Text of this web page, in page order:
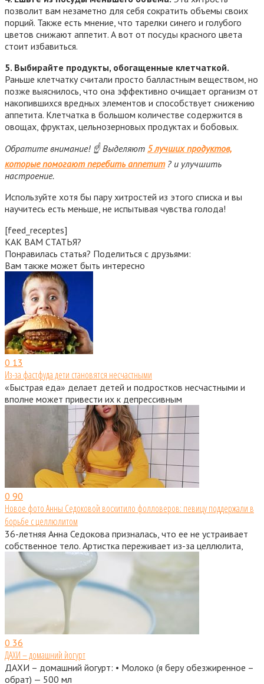
позволит вам незаметно для себя сократить объемы своих
порций. Также есть мнение, что тарелки синего и голубого
цветов снижают аппетит. А вот от посуды красного цвета
стоит избавиться.
5. Выбирайте продукты, обогащенные клетчаткой.
Раньше клетчатку считали просто балластным веществом, но
позже выяснилось, что она эффективно очищает организм от
накопившихся вредных элементов и способствует снижению
аппетита. Клетчатка в большом количестве содержится в
овощах, фруктах, цельнозерновых продуктах и бобовых.
Обратите внимание! ☝ Выделяют 5 лучших продуктов,
которые помогают перебить аппетит? и улучшить
настроение.
Используйте хотя бы пару хитростей из этого списка и вы
научитесь есть меньше, не испытывая чувства голода!
[feed_receptes]
КАК ВАМ СТАТЬЯ?
Понравилась статья? Поделиться с друзьями:
Вам также может быть интересно
0 13
Из-за фастфуда дети становятся несчастными
«Быстрая еда» делает детей и подростков несчастными и
вполне может привести их к депрессивным
0 90
Новое фото Анны Седоковой восхитило фолловеров: певицу поддержали в
борьбе с целлюлитом
36-летняя Анна Седокова призналась, что ее не устраивает
собственное тело. Артистка переживает из-за целлюлита,
0 36
ДАХИ – домашний йогурт
ДАХИ – домашний йогурт: • Молоко (я беру обезжиренное –
обрат) — 500 мл